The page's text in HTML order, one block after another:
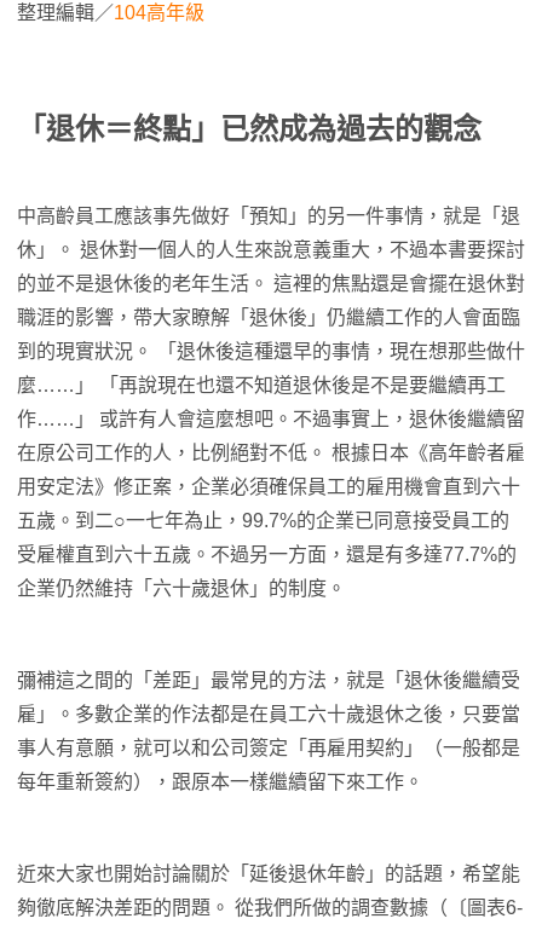
整理編輯／104高年級
「退休＝終點」已然成為過去的觀念
中高齡員工應該事先做好「預知」的另一件事情，就是「退
休」。 退休對一個人的人生來說意義重大，不過本書要探討
的並不是退休後的老年生活。 這裡的焦點還是會擺在退休對
職涯的影響，帶大家瞭解「退休後」仍繼續工作的人會面臨
到的現實狀況。 「退休後這種還早的事情，現在想那些做什
麼……」 「再說現在也還不知道退休後是不是要繼續再工
作……」 或許有人會這麼想吧。不過事實上，退休後繼續留
在原公司工作的人，比例絕對不低。 根據日本《高年齡者雇
用安定法》修正案，企業必須確保員工的雇用機會直到六十
五歲。到二○一七年為止，99.7%的企業已同意接受員工的
受雇權直到六十五歲。不過另一方面，還是有多達77.7%的
企業仍然維持「六十歲退休」的制度。
彌補這之間的「差距」最常見的方法，就是「退休後繼續受
雇」。多數企業的作法都是在員工六十歲退休之後，只要當
事人有意願，就可以和公司簽定「再雇用契約」（一般都是
每年重新簽約），跟原本一樣繼續留下來工作。
近來大家也開始討論關於「延後退休年齡」的話題，希望能
夠徹底解決差距的問題。 從我們所做的調查數據（〔圖表6-